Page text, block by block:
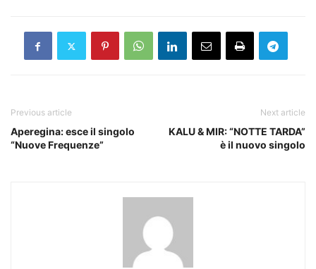
Previous article
Aperegina: esce il singolo
“Nuove Frequenze”
Next article
KALU & MIR: “NOTTE TARDA”
è il nuovo singolo